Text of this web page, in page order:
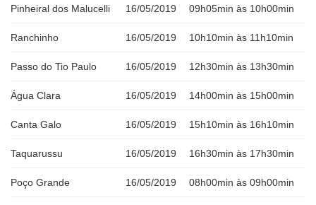
Pinheiral dos Malucelli 16/05/2019 09h05min às 10h00min
Ranchinho 16/05/2019 10h10min às 11h10min
Passo do Tio Paulo 16/05/2019 12h30min às 13h30min
Água Clara 16/05/2019 14h00min às 15h00min
Canta Galo 16/05/2019 15h10min às 16h10min
Taquarussu 16/05/2019 16h30min às 17h30min
Poço Grande 16/05/2019 08h00min às 09h00min